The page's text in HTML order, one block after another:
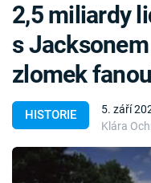
Témata
Témata
Pořady
HISTORIE
5. září
Klára
2,5 miliardy
s
zlomek